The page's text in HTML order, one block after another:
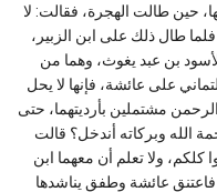
حين طالت الهجرة، فقالت: لا
فلما طال ذلك على ابن الزبير،
بن عبد يغوث، وهما من
على عائشة، فإنها لا يحل
مشتملين بأرديتهما، حتى
الله وبركاته أندخل؟ قالت
كلكم، ولا تعلم أن معهما ابن
فاعتنق عائشة وطفق يناشدها